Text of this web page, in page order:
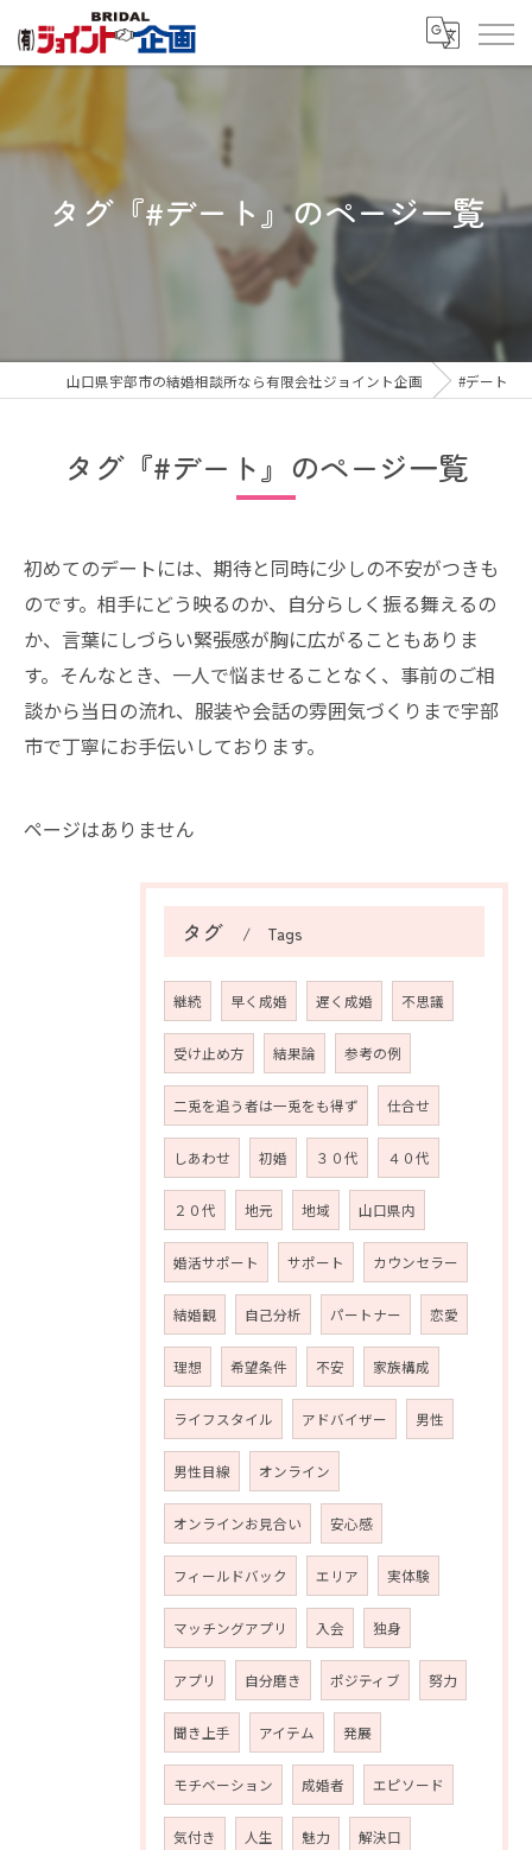
タグ『#デート』のページ一覧
山口県宇部市の結婚相談所なら有限会社ジョイント企画 #デート
タグ『#デート』のページ一覧
初めてのデートには、期待と同時に少しの不安がつきも
のです。相手にどう映るのか、自分らしく振る舞えるの
か、言葉にしづらい緊張感が胸に広がることもありま
す。そんなとき、一人で悩ませることなく、事前のご相
談から当日の流れ、服装や会話の雰囲気づくりまで宇部
市で丁寧にお手伝いしております。
ページはありません
タグ Tags
継続 早く成婚 遅く成婚 不思議
受け止め方 結果論 参考の例
二兎を追う者は一兎をも得ず 仕合せ
しあわせ 初婚 ３０代 ４０代
２０代 地元 地域 山口県内
婚活サポート サポート カウンセラー
結婚観 自己分析 パートナー 恋愛
理想 希望条件 不安 家族構成
ライフスタイル アドバイザー 男性
男性目線 オンライン
オンラインお見合い 安心感
フィールドバック エリア 実体験
マッチングアプリ 入会 独身
アプリ 自分磨き ポジティブ 努力
聞き上手 アイテム 発展
モチベーション 成婚者 エピソード
気付き 人生 魅力 解決口